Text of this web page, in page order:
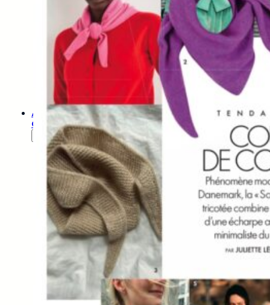
Balthazar
Kits
D.I.Y.
Kits
Tricot
Crochet
Petit
Matériel
Ateliers
Créatifs
Ateliers
Créatifs
Enfants
(3
– 6
Ans)
Ateliers
Créatifs
Enfants
(7-
Ans)
Ateliers
Créatifs
Enfants